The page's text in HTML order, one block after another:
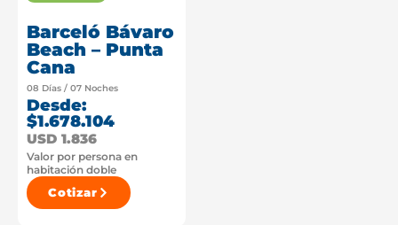
Barceló Bávaro
Beach – Punta
Cana
08 Días / 07 Noches
Desde:
$1.678.104
USD 1.836
Valor por persona en
habitación doble
Cotizar